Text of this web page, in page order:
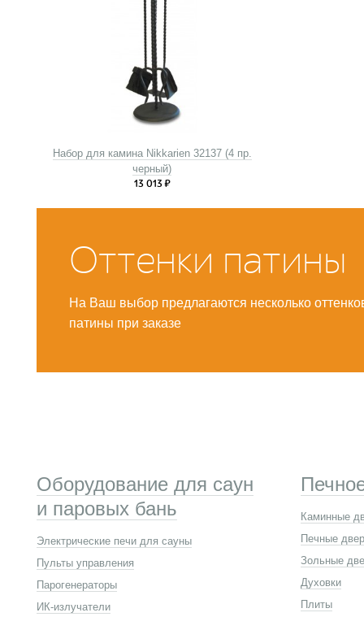
Набор для камина Nikkarien 32137 (4 пр.
черный)
13 013₽
Оттенки патины
На Ваш выбор предлагаются несколько
патины при заказе
Оборудование для саун
и паровых бань
Электрические печи для сауны
Пульты управления
Парогенераторы
ИК-излучатели
Каминные
Печные
Зольные
Духовки
Плиты